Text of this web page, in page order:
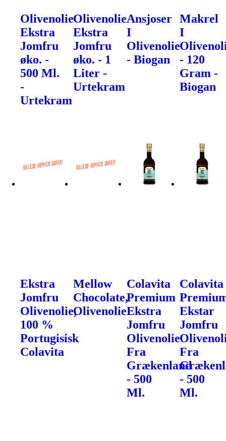
Olivenolie
Ekstra
Jomfru
øko. -
500 Ml.
-
Urtekram
Olivenolie
Ekstra
Jomfru
øko. - 1
Liter -
Urtekram
Ansjoser
I
Olivenolie
- Biogan
Makrel
I
- 120
Gram -
Biogan
Ekstra
Jomfru
Olivenolie,
100 %
Portugisisk
Colavita
Mellow
Chocolate,
Olivenolie
Colavita
Premium
Ekstra
Jomfru
Olivenolie
Fra
Grækenland
- 500
Ml.
Colavita
Ekstar
Jomfru
Fra
- 500
Ml.